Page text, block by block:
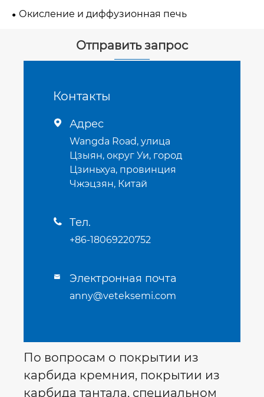
Окисление и диффузионная печь
Отправить запрос
Контакты
 Адрес
Wangda Road, улица
Цзыян, округ Уи, город
Цзиньхуа, провинция
Чжэцзян, Китай
 Тел.
+86-18069220752
 Электронная почта
anny@veteksemi.com
По вопросам о покрытии из
карбида кремния, покрытии из
карбида тантала, специальном